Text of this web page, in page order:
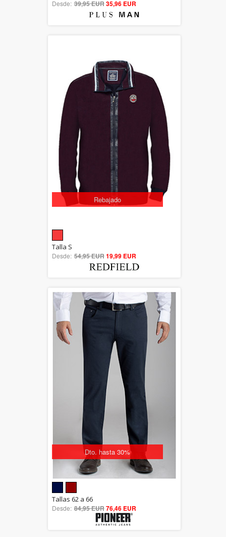
out of 5
Desde: 39,95 EUR35,96 EUR
Rebajado
out of 5
Talla S
Desde: 54,95 EUR19,99 EUR
Dto. hasta 30%
out of 5
Tallas 62 a 66
Desde: 84,95 EUR76,46 EUR